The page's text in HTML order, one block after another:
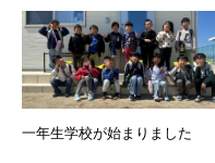
一年生学校が始まりました